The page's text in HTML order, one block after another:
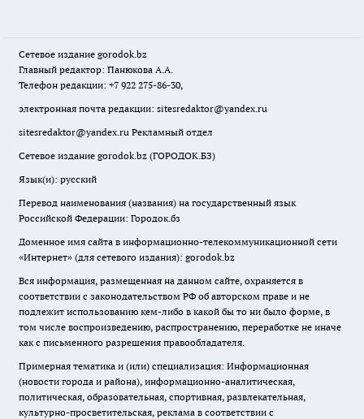
Сетевое издание gorodok.bz
Главный редактор: Панюкова А.А.
Телефон редакции: +7 922 275-86-30,
электронная почта редакции: sitesredaktor@yandex.ru
sitesredaktor@yandex.ru Рекламный отдел
Сетевое издание gorodok.bz (ГОРОДОК.БЗ)
Язык(и): русский
Перевод наименования (названия) на государственный язык
Российской Федерации: Городок.бз
Доменное имя сайта в информационно-телекоммуникационной сети
«Интернет» (для сетевого издания): gorodok.bz
Вся информация, размещенная на данном сайте, охраняется в
соответствии с законодательством РФ об авторском праве и не
подлежит использованию кем-либо в какой бы то ни было форме, в
том числе воспроизведению, распространению, переработке не иначе
как с письменного разрешения правообладателя.
Примерная тематика и (или) специализация: Информационная
(новости города и района), информационно-аналитическая,
политическая, образовательная, спортивная, развлекательная,
культурно-просветительская, реклама в соответствии с